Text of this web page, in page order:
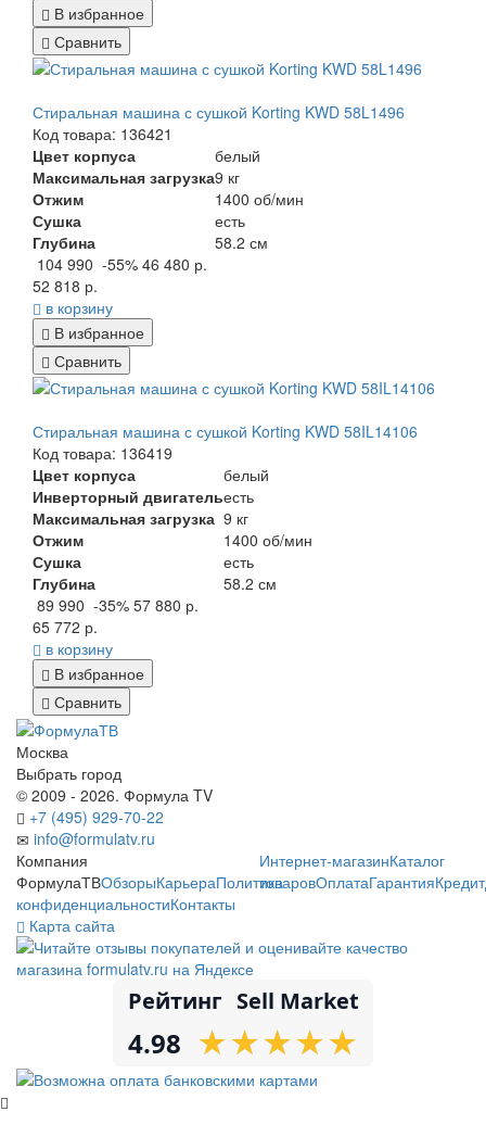
В избранное
Сравнить
Стиральная машина с сушкой Korting KWD 58L1496
Код товара: 136421
Цвет корпуса
белый
Максимальная загрузка9 кг
Отжим
1400 об/мин
Сушка
есть
Глубина
58.2 см
104 990 -55% 46 480 р.
52 818 р.
в корзину
В избранное
Сравнить
Стиральная машина с сушкой Korting KWD 58IL14106
Код товара: 136419
Цвет корпуса
белый
Инверторный двигательесть
Максимальная загрузка 9 кг
Отжим
1400 об/мин
Сушка
есть
Глубина
58.2 см
89 990 -35% 57 880 р.
65 772 р.
в корзину
В избранное
Сравнить
Москва
Выбрать город
© 2009 - 2026. Формула TV
+7 (495) 929-70-22
info@formulatv.ru
Компания
ФормулаТВОбзорыКарьераПолитика
конфиденциальностиКонтакты
Интернет-магазинКаталог
товаровОплатаГарантияКредит
Карта сайта
Рейтинг Sell Market
4.98 ★
★★
★★
★★
★★
★